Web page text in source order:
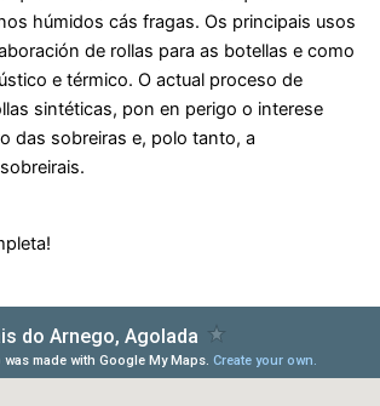
húmidos cás fragas. Os principais usos
de rollas para as botellas e como
e térmico. O actual proceso de
sintéticas, pon en perigo o interese
das sobreiras e, polo tanto, a